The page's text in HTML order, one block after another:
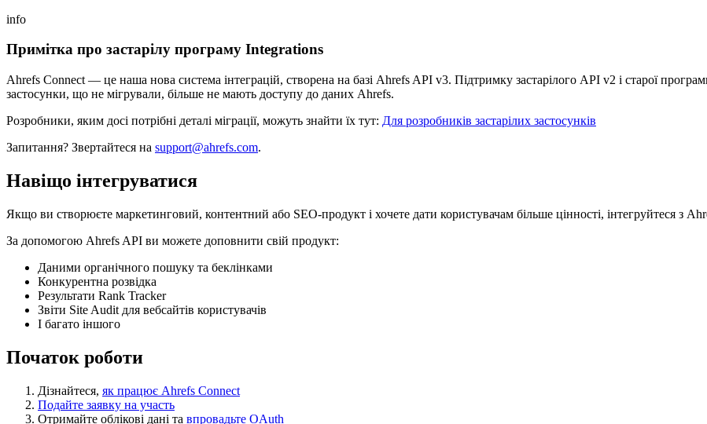
info
Примітка про застарілу програму Integrations
Ahrefs Connect — це наша нова система інтеграцій, створена на базі Ahrefs API v3. Підтримку застарілого API v2 і старої
застосунки, що не мігрували, більше не мають доступу до даних Ahrefs.
Розробники, яким досі потрібні деталі міграції, можуть знайти їх тут: Для розробників застарілих застосунків
Запитання? Звертайтеся на support@ahrefs.com.
Навіщо інтегруватися
Якщо ви створюєте маркетинговий, контентний або SEO-продукт і хочете дати користувачам більше цінності, інтегруйтеся з
За допомогою Ahrefs API ви можете доповнити свій продукт:
Даними органічного пошуку та беклінками
Конкурентна розвідка
Результати Rank Tracker
Звіти Site Audit для вебсайтів користувачів
І багато іншого
Початок роботи
Дізнайтеся, як працює Ahrefs Connect
Подайте заявку на участь
Отримайте облікові дані та впровадьте OAuth